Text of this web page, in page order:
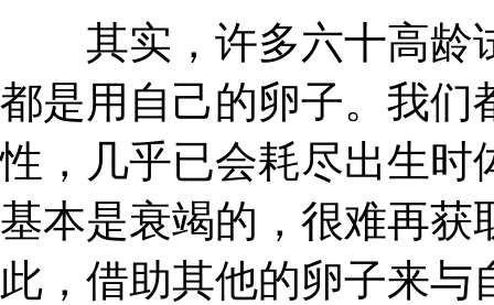
其实，许多六十高龄
都是用自己的卵子。我们
性，几乎已会耗尽出生时
基本是衰竭的，很难再获
此，借助其他的卵子来